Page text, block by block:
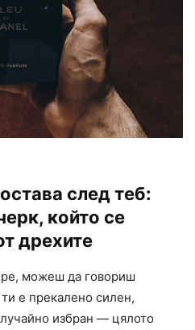
след теб:
който се
дрехите
можеш да говориш
е прекалено силен,
избран — цялото